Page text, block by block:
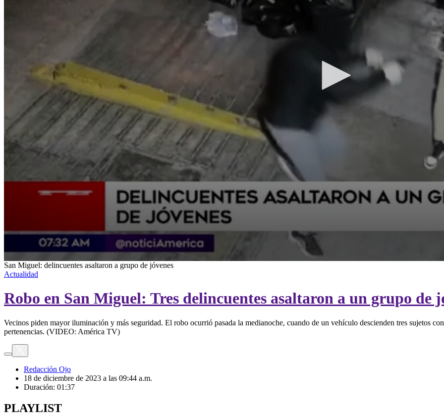
0
seconds
of
minute,
37
90%
San Miguel: delincuentes asaltaron a grupo de jóvenes
Actualidad
Robo en San Miguel: Tres delincuentes asaltaron a un grupo de
Vecinos piden mayor iluminación y más seguridad. El robo ocurrió pasada la medianoche, cuando de un vehículo descienden tres sujetos
pertenencias. (VIDEO: América TV)
Redacción Ojo
18 de diciembre de 2023 a las 09:44 a.m.
Duración: 01:37
PLAYLIST